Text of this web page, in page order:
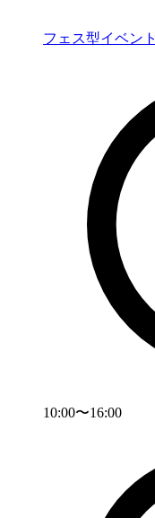
フェス型イベント
10:00〜16:00